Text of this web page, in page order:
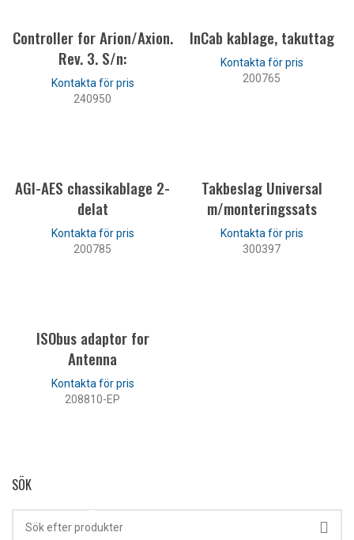
SÖK
Controller for Arion/Axion.
Rev. 3. S/n:
240950
InCab kablage, takuttag
200765
AGI-AES chassikablage 2-
delat
200785
Takbeslag Universal
m/monteringssats
300397
ISObus adaptor for
Antenna
208810-EP